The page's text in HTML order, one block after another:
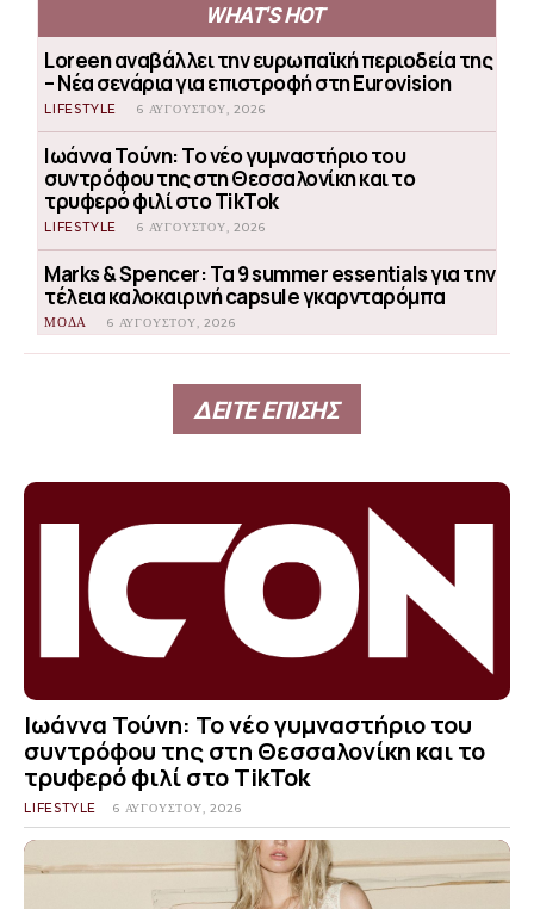
WHAT'S HOT
Loreen αναβάλλει την ευρωπαϊκή περιοδεία της
– Νέα σενάρια για επιστροφή στη Eurovision
LIFESTYLE 6 ΑΥΓΟΎΣΤΟΥ, 2026
Ιωάννα Τούνη: Το νέο γυμναστήριο του
συντρόφου της στη Θεσσαλονίκη και το
τρυφερό φιλί στο TikTok
LIFESTYLE 6 ΑΥΓΟΎΣΤΟΥ, 2026
Marks & Spencer: Τα 9 summer essentials για την
τέλεια καλοκαιρινή capsule γκαρνταρόμπα
ΜΟΔΑ 6 ΑΥΓΟΎΣΤΟΥ, 2026
ΔΕΙΤΕ ΕΠΙΣΗΣ
Ιωάννα Τούνη: Το νέο γυμναστήριο του
συντρόφου της στη Θεσσαλονίκη και το
τρυφερό φιλί στο TikTok
LIFESTYLE 6 ΑΥΓΟΎΣΤΟΥ, 2026